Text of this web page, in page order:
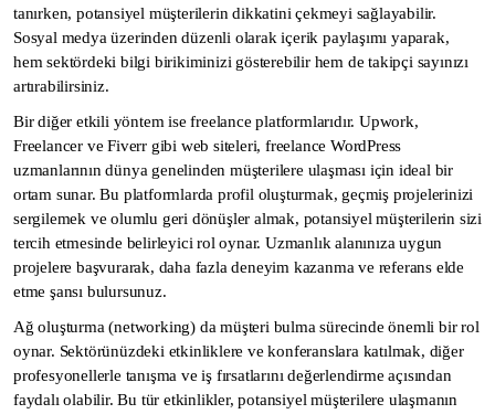
tanırken, potansiyel müşterilerin dikkatini çekmeyi sağlayabilir.
Sosyal medya üzerinden düzenli olarak içerik paylaşımı yaparak,
hem sektördeki bilgi birikiminizi gösterebilir hem de takipçi sayınızı
artırabilirsiniz.
Bir diğer etkili yöntem ise freelance platformlarıdır. Upwork,
Freelancer ve Fiverr gibi web siteleri, freelance WordPress
uzmanlarının dünya genelinden müşterilere ulaşması için ideal bir
ortam sunar. Bu platformlarda profil oluşturmak, geçmiş projelerinizi
sergilemek ve olumlu geri dönüşler almak, potansiyel müşterilerin sizi
tercih etmesinde belirleyici rol oynar. Uzmanlık alanınıza uygun
projelere başvurarak, daha fazla deneyim kazanma ve referans elde
etme şansı bulursunuz.
Ağ oluşturma (networking) da müşteri bulma sürecinde önemli bir rol
oynar. Sektörünüzdeki etkinliklere ve konferanslara katılmak, diğer
profesyonellerle tanışma ve iş fırsatlarını değerlendirme açısından
faydalı olabilir. Bu tür etkinlikler, potansiyel müşterilere ulaşmanın